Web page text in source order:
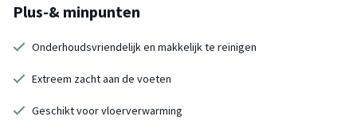
Plus-& minpunten
Onderhoudsvriendelijk en makkelijk te reinigen
Extreem zacht aan de voeten
Geschikt voor vloerverwarming